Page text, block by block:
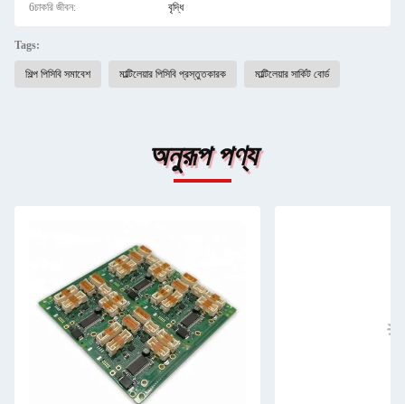
6চাকরি জীবন: বৃদ্ধি
Tags:
শিল্প পিসিবি সমাবেশ মাল্টিলেয়ার পিসিবি প্রস্তুতকারক মাল্টিলেয়ার সার্কিট বোর্ড
অনুরূপ পণ্য